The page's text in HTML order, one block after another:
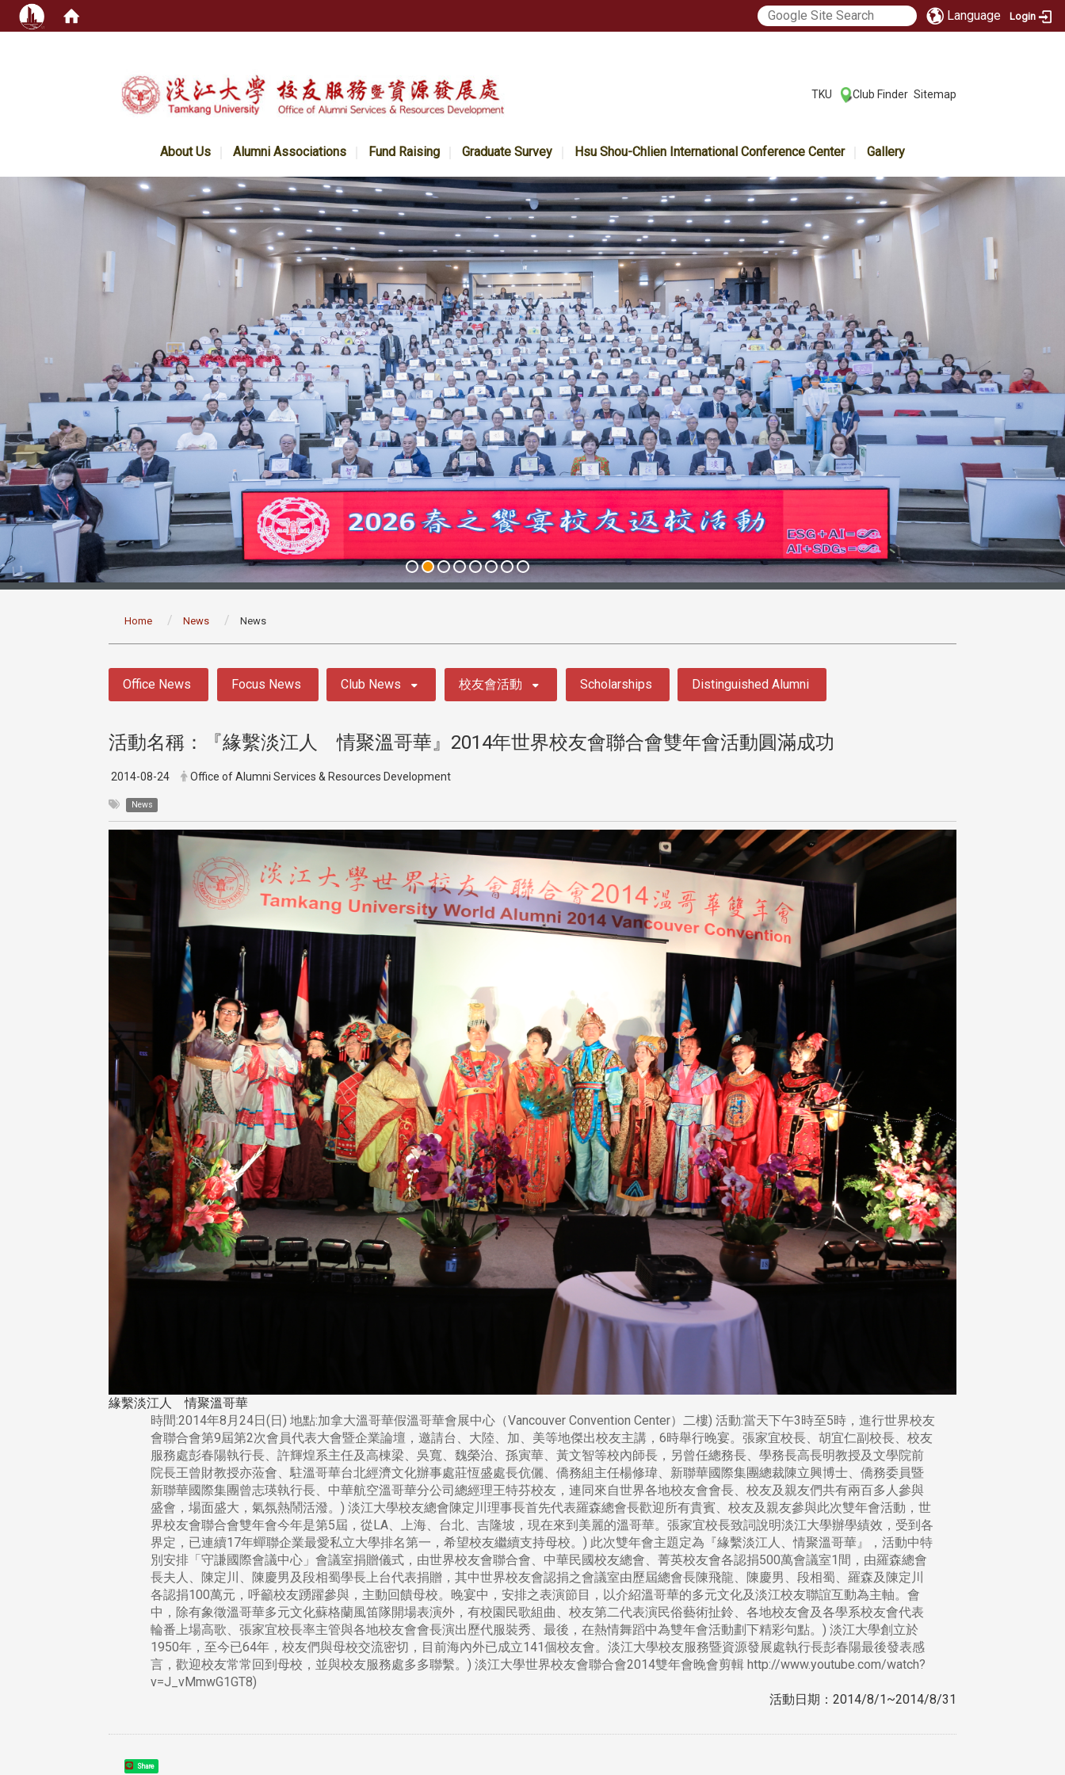
Language Login
TKU Club Finder Sitemap
About Us Alumni Associations Fund Raising Graduate Survey Hsu Shou-Chlien International Conference Center Gallery
Home News News
Office News Focus News Club News 校友會活動 Scholarships Distinguished Alumni
活動名稱：『緣繫淡江人 情聚溫哥華』2014年世界校友會聯合會雙年會活動圓滿成功
2014-08-24 Office of Alumni Services & Resources Development
News
緣繫淡江人 情聚溫哥華
時間:2014年8月24日(日) 地點:加拿大溫哥華假溫哥華會展中心（Vancouver Convention Center）二樓) 活動:當天下午3時至5時，進行世界校友
會聯合會第9屆第2次會員代表大會暨企業論壇，邀請台、大陸、加、美等地傑出校友主講，6時舉行晚宴。張家宜校長、胡宜仁副校長、校友
服務處彭春陽執行長、許輝煌系主任及高棟梁、吳寬、魏榮治、孫寅華、黃文智等校內師長，另曾任總務長、學務長高長明教授及文學院前
院長王曾財教授亦蒞會、駐溫哥華台北經濟文化辦事處莊恆盛處長伉儷、僑務組主任楊修瑋、新聯華國際集團總裁陳立興博士、僑務委員暨
新聯華國際集團曾志瑛執行長、中華航空溫哥華分公司總經理王特芬校友，連同來自世界各地校友會會長、校友及親友們共有兩百多人參與
盛會，場面盛大，氣氛熱鬧活潑。) 淡江大學校友總會陳定川理事長首先代表羅森總會長歡迎所有貴賓、校友及親友參與此次雙年會活動，世
界校友會聯合會雙年會今年是第5屆，從LA、上海、台北、吉隆坡，現在來到美麗的溫哥華。張家宜校長致詞說明淡江大學辦學績效，受到各
界定，已連續17年蟬聯企業最愛私立大學排名第一，希望校友繼續支持母校。) 此次雙年會主題定為『緣繫淡江人、情聚溫哥華』，活動中特
別安排「守謙國際會議中心」會議室捐贈儀式，由世界校友會聯合會、中華民國校友總會、菁英校友會各認捐500萬會議室1間，由羅森總會
長夫人、陳定川、陳慶男及段相蜀學長上台代表捐贈，其中世界校友會認捐之會議室由歷屆總會長陳飛龍、陳慶男、段相蜀、羅森及陳定川
各認捐100萬元，呼籲校友踴躍參與，主動回饋母校。晚宴中，安排之表演節目，以介紹溫哥華的多元文化及淡江校友聯誼互動為主軸。會
中，除有象徵溫哥華多元文化蘇格蘭風笛隊開場表演外，有校園民歌組曲、校友第二代表演民俗藝術扯鈴、各地校友會及各學系校友會代表
輪番上場高歌、張家宜校長率主管與各地校友會會長演出歷代服裝秀、最後，在熱情舞蹈中為雙年會活動劃下精彩句點。) 淡江大學創立於
1950年，至今已64年，校友們與母校交流密切，目前海內外已成立141個校友會。淡江大學校友服務暨資源發展處執行長彭春陽最後發表感
言，歡迎校友常常回到母校，並與校友服務處多多聯繫。) 淡江大學世界校友會聯合會2014雙年會晚會剪輯 http://www.youtube.com/watch?
v=J_vMmwG1GT8)
活動日期：2014/8/1~2014/8/31
Share